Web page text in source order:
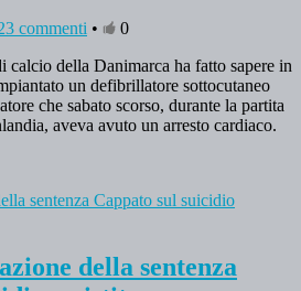
commenti •
0
calcio della Danimarca ha fatto sapere in
un defibrillatore sottocutaneo
che sabato scorso, durante la partita
aveva avuto un arresto cardiaco.
della sentenza